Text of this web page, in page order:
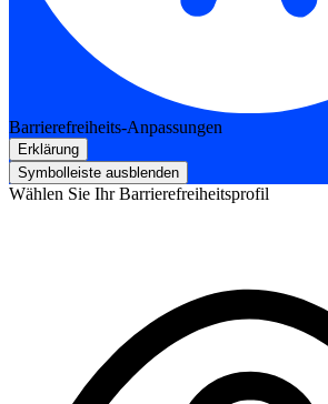
Barrierefreiheits-Anpassungen
Erklärung
Symbolleiste ausblenden
Wählen Sie Ihr Barrierefreiheitsprofil